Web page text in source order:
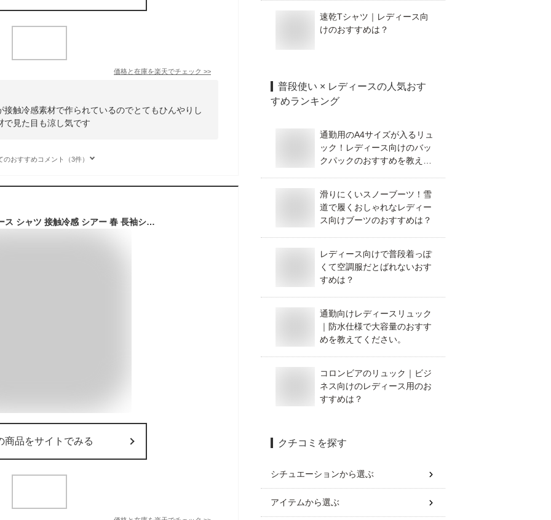
価格と在庫を楽天でチェック >>
触冷感素材で作られているのでとてもひんやりし
で見た目も涼し気です
のおすすめコメント（3件）
シアーシャツ レディース シャツ 接触冷感 シアー 春 長袖シャツ 夏 日焼け止め 長袖 透け感 大きいサイズ オフィス UVカット シースルー ブラウス トップス 羽織り 冷房対策 抜け感 おしゃれ 体型カバー 通勤 オフィス デート リゾート 海 シンプル ゆったり カジュアル
商品をサイトでみる
速乾Tシャツ｜レディース向
けのおすすめは？
普段使い × レディースの人気おす
すめランキング
通勤用のA4サイズが入るリュ
ック！レディース向けのバッ
クパックのおすすめを教え
滑りにくいスノーブーツ！雪
道で履くおしゃれなレディー
ス向けブーツのおすすめは？
レディース向けで普段着っぽ
くて空調服だとばれないおす
すめは？
通勤向けレディースリュック
｜防水仕様で大容量のおすす
めを教えてください。
コロンビアのリュック｜ビジ
ネス向けのレディース用のお
すすめは？
クチコミを探す
シチュエーションから選ぶ
アイテムから選ぶ